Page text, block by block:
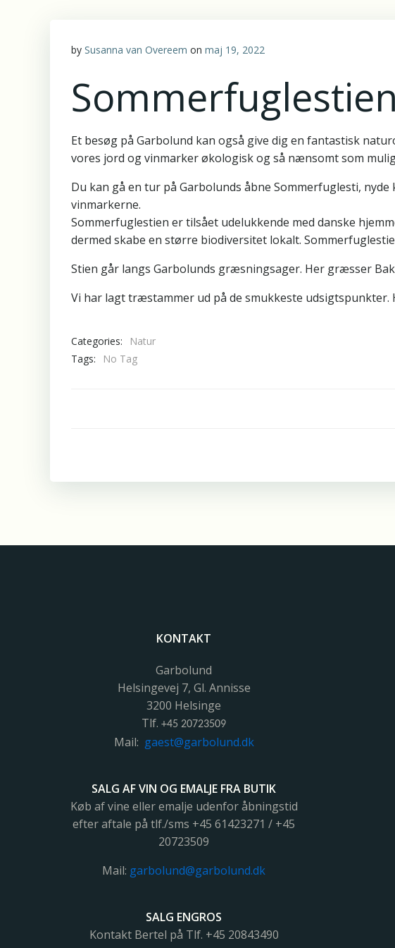
by Susanna van Overeem on maj 19, 2022
Sommerfuglestien
Et besøg på Garbolund kan også give dig en fantastisk
vores jord og vinmarker økologisk og så nænsomt som
Du kan gå en tur på Garbolunds åbne Sommerfuglesti,
vinmarkerne.
Sommerfuglestien er tilsået udelukkende med danske
dermed skabe en større biodiversitet lokalt.
Stien går langs Garbolunds græsningsager. Her græsser
Vi har lagt træstammer ud på de smukkeste
Categories:
Natur
Tags:
No Tag
KONTAKT
Garbolund
Helsingevej 7, Gl. Annisse
3200 Helsinge
Tlf.+45 20723509
Mail: gaest@garbolund.dk
SALG AF VIN OG EMALJE FRA BUTIK
Køb af vine eller emalje udenfor åbningstid
efter aftale på tlf./sms +45 61423271 / +45
20723509
Mail: garbolund@garbolund.dk
SALG ENGROS
Kontakt Bertel på Tlf. +45 20843490